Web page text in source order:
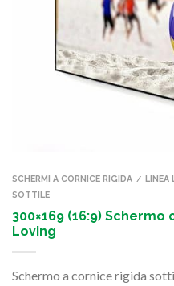
SCHERMI A CORNICE RIGIDA / LINEA
SOTTILE
300×169 (16:9)
Loving
Schermo a cornice rigida